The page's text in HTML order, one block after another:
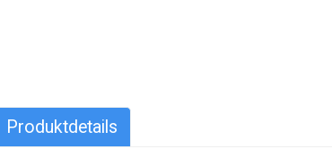
Produktdetails